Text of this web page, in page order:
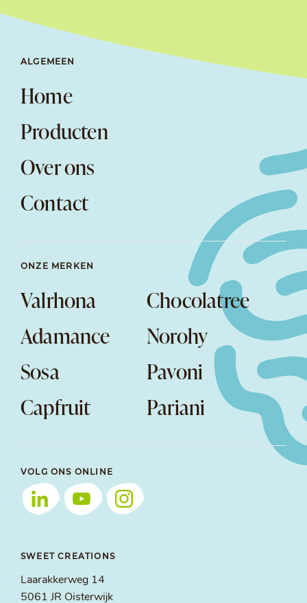
ALGEMEEN
Home
Producten
Over ons
Contact
ONZE MERKEN
Valrhona
Chocolatree
Adamance
Norohy
Sosa
Pavoni
Capfruit
Pariani
VOLG ONS ONLINE
SWEET CREATIONS
Laarakkerweg 14
5061 JR Oisterwijk